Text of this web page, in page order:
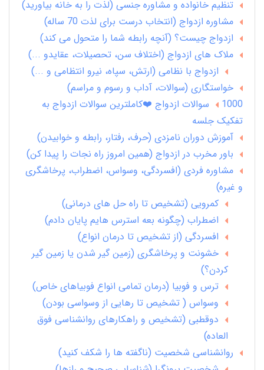
تنظیم خانواده و مشاوره جنسی (لذت را به خانه بیاورید)
مشاوره ازدواج (انتخاب درست برای لذت 70 ساله)
ازدواج چیست؟ (آنچه رابطه شما را متحول می کند)
ملاک های ازدواج (اختلاف سن، تحصیلات، عقایدو ...)
ازدواج با نظامی (ارتش، سپاه، نیرو انتظامی و ...)
خواستگاری (سوالات، آداب و رسوم و مراسم)
1000 سوالات ازدواج ❤️کاملترین سوالات ازدواج به
تفکیک جلسه
آموزش دوران نامزدی (حرف، رفتار، رابطه و خوابیدن)
باور مخرب در ازدواج (همین امروز راه نجات را پیدا کن)
مشاوره فردی (افسردگی، وسواس، اضطراب، پرخاشگری
و غیره)
کمرویی (تشخیص تا راه حل های درمانی)
اضطراب (چگونه بعه استرس هایم پایان دادم)
افسردگی (از تشخیص تا درمان انواع)
خشونت و پرخاشگری (زمین گیر شدن یا زمین گیر
کردن؟)
ترس و فوبیا (درمان تمامی انواع فوبیاهای خاص)
وسواس ( تشخیص تا رهایی از وسواسی بودن)
دوقطبی (تشخیص و راهکارهای روانشناسی فوق
العاده)
روانشناسی شخصیت (ناگفته ها را شکف کنید)